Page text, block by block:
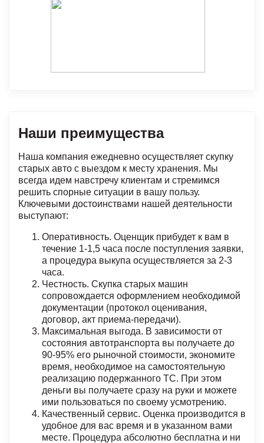
Наши преимущества
Наша компания ежедневно осуществляет скупку
старых авто с выездом к месту хранения. Мы
всегда идем навстречу клиентам и стремимся
решить спорные ситуации в вашу пользу.
Ключевыми достоинствами нашей деятельности
выступают:
Оперативность. Оценщик прибудет к вам в
течение 1-1,5 часа после поступления заявки,
а процедура выкупа осуществляется за 2-3
часа.
Честность. Скупка старых машин
сопровождается оформлением необходимой
документации (протокол оценивания,
договор, акт приема-передачи).
Максимальная выгода. В зависимости от
состояния автотранспорта вы получаете до
90-95% его рыночной стоимости, экономите
время, необходимое на самостоятельную
реализацию подержанного ТС. При этом
деньги вы получаете сразу на руки и можете
ими пользоваться по своему усмотрению.
Качественный сервис. Оценка производится в
удобное для вас время и в указанном вами
месте. Процедура абсолютно бесплатна и ни